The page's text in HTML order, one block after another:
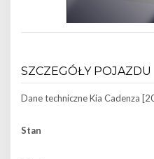
SZCZEGÓŁY POJAZDU
Dane techniczneKia Cadenza
Stan